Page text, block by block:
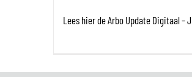
Lees hier de Arbo Update Digitaal –